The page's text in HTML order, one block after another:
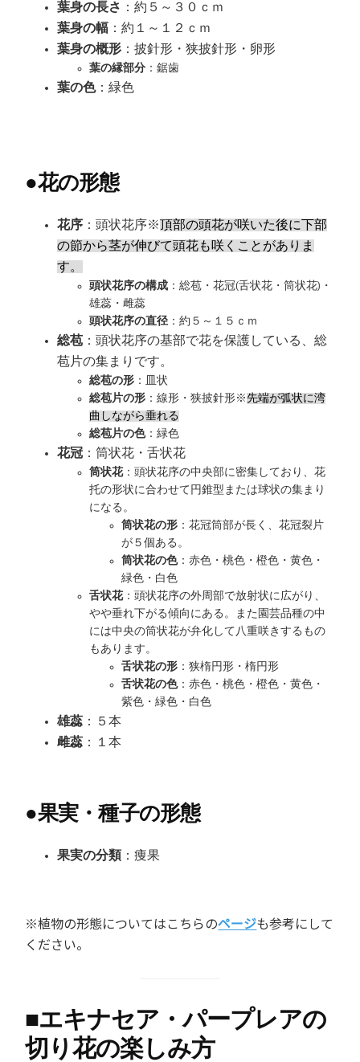
葉身の長さ ：約５～３０ｃｍ
葉身の幅 ：約１～１２ｃｍ
葉身の概形 ：披針形・狭披針形・卵形
葉の縁部分 ：鋸歯
葉の色：緑色
●花の形態
花序 ：頭状花序※頂部の頭花が咲いた後に下部
の節から茎が伸びて頭花も咲くことがありま
す。
頭状花序の構成 ：総苞・花冠(舌状花・筒状花)・
雄蕊・雌蕊
頭状花序の直径 ：約５～１５ｃｍ
総苞 ：頭状花序の基部で花を保護している、総
苞片の集まりです。
総苞の形 ：皿状
総苞片の形 ：線形・狭披針形※先端が弧状に湾
曲しながら垂れる
総苞片の色：緑色
花冠 ：筒状花・舌状花
筒状花：頭状花序の中央部に密集しており、花
托の形状に合わせて円錐型または球状の集まり
になる。
筒状花の形 ：花冠筒部が長く、花冠裂片
が５個ある。
筒状花の色：赤色・桃色・橙色・黄色・
緑色・白色
舌状花：頭状花序の外周部で放射状に広がり、
やや垂れ下がる傾向にある。また園芸品種の中
には中央の筒状花が弁化して八重咲きするもの
もあります。
舌状花の形 ：狭楕円形・楕円形
舌状花の色：赤色・桃色・橙色・黄色・
紫色・緑色・白色
雄蕊 ：５本
雌蕊 ：１本
●果実・種子の形態
果実の分類 ：痩果
※植物の形態についてはこちらのページも参考にして
ください。
■エキナセア・パープレアの
切り花の楽しみ方